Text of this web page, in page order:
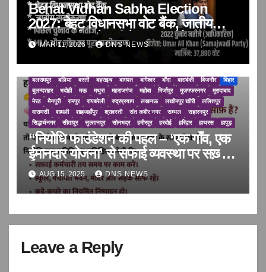
Behat Vidhan Sabha Election
2027: बेहट विधानसभा वोट बैंक, जातीय
समीकरण, पिछले नतीजे, MLA और 2027
का पूरा समीकरण | Saharanpur
MAR 11, 2026 DNS NEWS
अमरोहा अमेठी अम्बेडकर नगर अयोध्या अलीगढ़ अल्मोड़ा ख़बर आगरा
इटावा
इंडिया न्यूज़ उत्तर प्रदेश उत्तरकाशी उत्तराखंड उधम सिंह नगर
उन्नाव
एजुकेशन
एटा औरैया कन्नौज कानपुर देहात कानपुर नगर कासगंज
कुशीनगर
गाजियाबाद गाज़ीपुर गोण्डा गौतमबुद्ध नगर चंदौली
चमोली
चम्पावत
चित्रकूट जालौन जौनपुर झारखंड झाँसी टिहरी गढ़वाल
तमिलनाडु
नैनीताल पिथौरागढ़
पीलीभीत
बलरामपुर
बलिया बस्ती बहराइच बागपत बागेश्वर बाँदा बाराबंकी बिजनौर
बिहार
बुलन्दशहर
भदोही मऊ मथुरा महराजगंज महोबा मिर्जापुर मुज़फ्फरनगर
मुरादाबाद
मेरठ
मैनपुरी रामपुर रायबरेली रुद्रप्रयाग लखनऊ लखीमपुर खीरी
ललितपुर
वाराणसी
शामली शाहजहाँपुर श्रावस्ती संत कबीर नगर सम्भल
सहारनपुर
सिद्धार्थनगर
सीतापुर सुल्तानपुर सोनभद्र हमीरपुर हरदोई हरिद्वार हाथरस हापुड़
“नियोधि फाउंडेशन की पहल – ‘एक गाँव, एक
ईमानदार योजना’ से सफाई व्यवस्था पर सख़्त
निगरानी”
AUG 15, 2025 DNS NEWS
Leave a Reply